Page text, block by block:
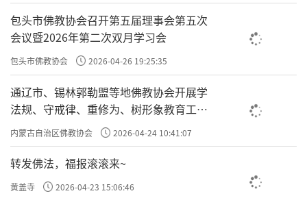
包头市佛教协会召开第五届理事会第五次
会议暨2026年第二次双月学习会
包头市佛教协会 2026-04-26 19:25:35
通辽市、锡林郭勒盟等地佛教协会开展学
法规、守戒律、重修为、树形象教育工作
专题学习会
内蒙古自治区佛教协会 2026-04-24 10:41:07
转发佛法，福报滚滚来~
黄盖寺 2026-04-23 15:06:46